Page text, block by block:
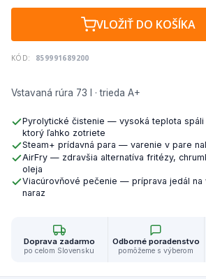
Vstavaná rúra 73 l · trieda A+
Pyrolytické čistenie — vysoká teplota
ktorý ľahko zotriete
Steam+ prídavná para — varenie v pare
AirFry — zdravšia alternatíva fritézy,
oleja
Viacúrovňové pečenie — príprava jedál na
naraz
VLOŽIŤ DO KOŠÍKA
KÓD: 859991689200
Doprava zadarmo
po celom Slovensku
Odborné poradenstvo
pomôžeme s výberom